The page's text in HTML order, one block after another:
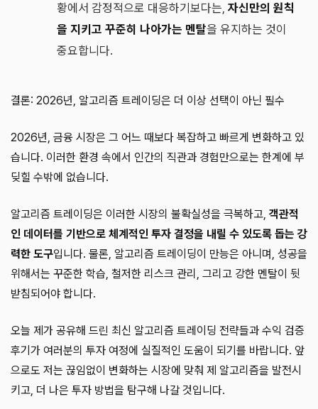
황에서 감정적으로 대응하기보다는, 자신만의 원칙
을 지키고 꾸준히 나아가는 멘탈을 유지하는 것이
중요합니다.
결론: 2026년, 알고리즘 트레이딩은 더 이상 선택이 아닌 필수
2026년, 금융 시장은 그 어느 때보다 복잡하고 빠르게 변화하고 있
습니다. 이러한 환경 속에서 인간의 직관과 경험만으로는 한계에 부
딪힐 수밖에 없습니다.
알고리즘 트레이딩은 이러한 시장의 불확실성을 극복하고, 객관적
인 데이터를 기반으로 체계적인 투자 결정을 내릴 수 있도록 돕는 강
력한 도구입니다. 물론, 알고리즘 트레이딩이 만능은 아니며, 성공을
위해서는 꾸준한 학습, 철저한 리스크 관리, 그리고 강한 멘탈이 뒷
받침되어야 합니다.
오늘 제가 공유해 드린 최신 알고리즘 트레이딩 전략들과 수익 검증
후기가 여러분의 투자 여정에 실질적인 도움이 되기를 바랍니다. 앞
으로도 저는 끊임없이 변화하는 시장에 맞춰 제 알고리즘을 발전시
키고, 더 나은 투자 방법을 탐구해 나갈 것입니다.